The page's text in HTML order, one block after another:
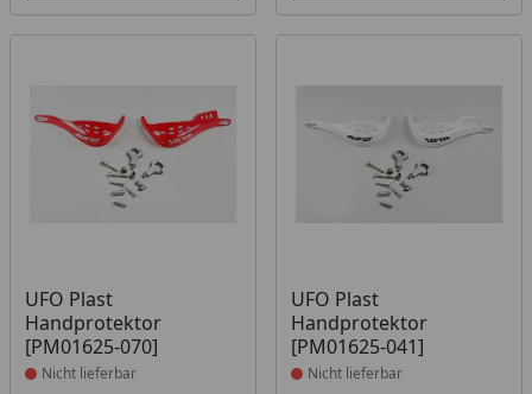
UFO Plast
Handprotektor
[PM01625-070]
Produkt nicht lieferbar
Nicht lieferbar
UFO Plast
Handprotektor
[PM01625-041]
Produkt nicht lieferbar
Nicht lieferbar